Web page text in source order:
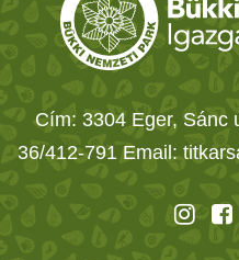
Cím: 3304 Eger, Sánc
36/412-791 Email: